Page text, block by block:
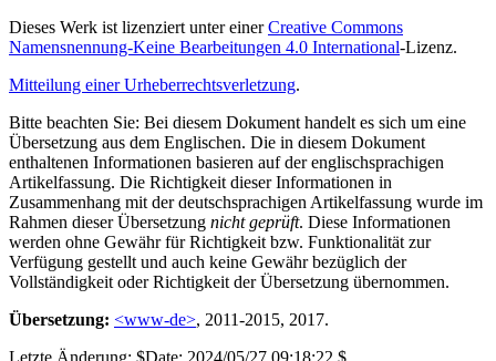
Dieses Werk ist lizenziert unter einerCreative Commons
Namensnennung-Keine Bearbeitungen 4.0 International-Lizenz.
Mitteilung einer Urheberrechtsverletzung.
Bitte beachten Sie: Bei diesem Dokument handelt es sich um eine
Übersetzung aus dem Englischen. Die in diesem Dokument
enthaltenen Informationen basieren auf der englischsprachigen
Artikelfassung. Die Richtigkeit dieser Informationen in
Zusammenhang mit der deutschsprachigen Artikelfassung wurde im
Rahmen dieser Übersetzung nicht geprüft. Diese Informationen
werden ohne Gewähr für Richtigkeit bzw. Funktionalität zur
Verfügung gestellt und auch keine Gewähr bezüglich der
Vollständigkeit oder Richtigkeit der Übersetzung übernommen.
Übersetzung: <www-de>, 2011-2015, 2017.
Letzte Änderung: $Date: 2024/05/27 09:18:22 $